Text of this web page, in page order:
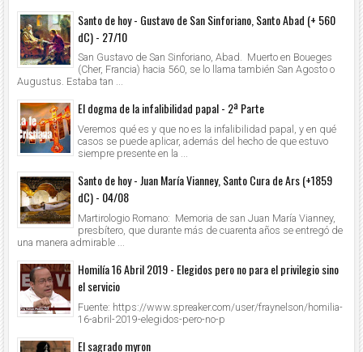
Santo de hoy - Gustavo de San Sinforiano, Santo Abad (+ 560
dC) - 27/10
San Gustavo de San Sinforiano, Abad. Muerto en Boueges
(Cher, Francia) hacia 560, se lo llama también San Agosto o
Augustus. Estaba tan ...
El dogma de la infalibilidad papal - 2ª Parte
Veremos qué es y que no es la infalibilidad papal, y en qué
casos se puede aplicar, además del hecho de que estuvo
siempre presente en la ...
Santo de hoy - Juan María Vianney, Santo Cura de Ars (+1859
dC) - 04/08
Martirologio Romano: Memoria de san Juan María Vianney,
presbítero, que durante más de cuarenta años se entregó de
una manera admirable ...
Homilía 16 Abril 2019 - Elegidos pero no para el privilegio sino
el servicio
Fuente: https://www.spreaker.com/user/fraynelson/homilia-
16-abril-2019-elegidos-pero-no-p
El sagrado myron